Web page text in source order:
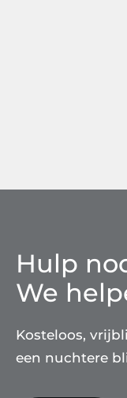
Hulp
We
Kosteloos,
een nuchtere